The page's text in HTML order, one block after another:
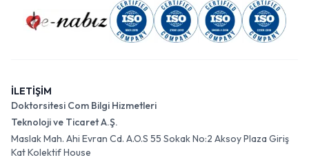
İLETİŞİM
Doktorsitesi Com Bilgi Hizmetleri
Teknoloji ve Ticaret A.Ş.
Maslak Mah. Ahi Evran Cd. A.O.S 55 Sokak No:2 Aksoy Plaza Giriş
Kat Kolektif House